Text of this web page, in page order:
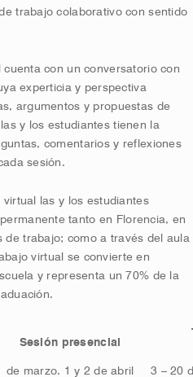
trabajo colaborativo con sentido
con un conversatorio con
experticia y perspectiva
argumentos y propuestas de
y los estudiantes tienen la
comentarios y reflexiones
sesión.
las y los estudiantes
tanto en Florencia, en
de trabajo; como a través del aula
virtual se convierte en
y representa un 70% de la
Sesión presencial
de marzo. 1 y 2 de abril 3 – 20